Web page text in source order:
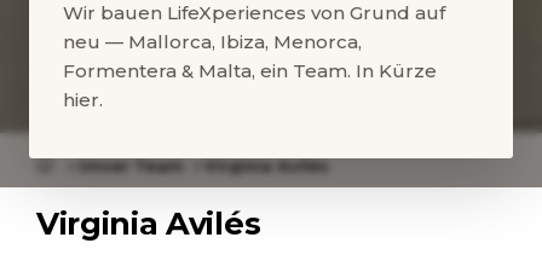
Wir bauen LifeXperiences von Grund auf
neu — Mallorca, Ibiza, Menorca,
Formentera & Malta, ein Team. In Kürze
hier.
Virginia Avilés
Unser Team Virginia Avilés
Virginia Avilés